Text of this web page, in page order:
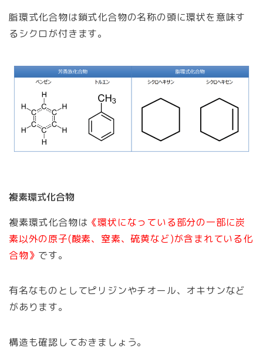
脂環式化合物は鎖式化合物の名称の頭に環状を意味す
るシクロが付きます。
複素環式化合物
複素環式化合物は 《環状になっている部分の一部に炭
素以外の原子(酸素、窒素、硫黄など)が含まれている化
合物》 です。
有名なものとしてピリジンやチオール、オキサンなど
があります。
構造も確認しておきましょう。